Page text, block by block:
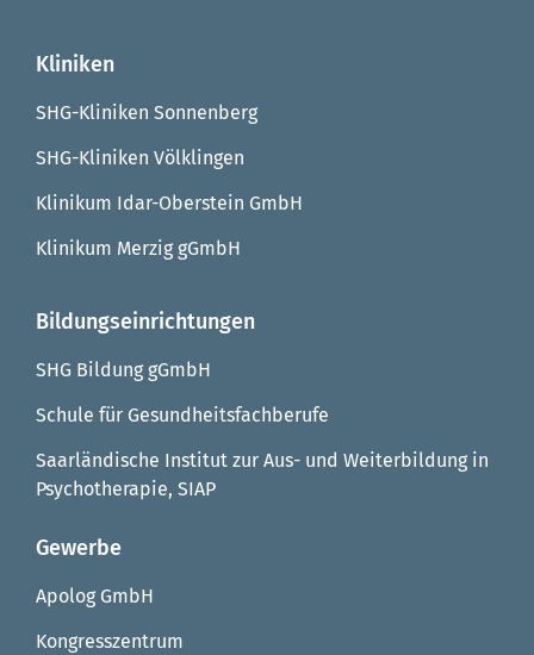
Kliniken
SHG-Kliniken Sonnenberg
SHG-Kliniken Völklingen
Klinikum Idar-Oberstein GmbH
Klinikum Merzig gGmbH
Bildungseinrichtungen
SHG Bildung gGmbH
Schule für Gesundheitsfachberufe
Saarländische Institut zur Aus- und Weiterbildung in
Psychotherapie, SIAP
Gewerbe
Apolog GmbH
Kongresszentrum